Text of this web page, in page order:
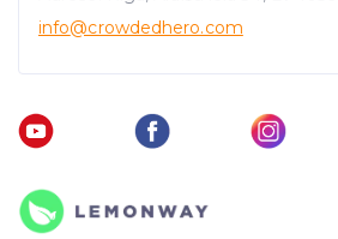
info@crowdedhero.com